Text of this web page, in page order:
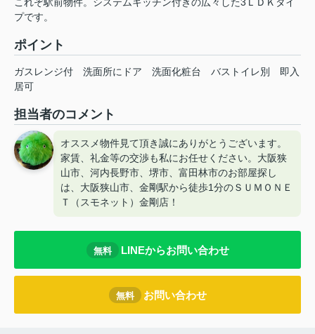
これぞ駅前物件。システムキッチン付きの広々した3ＬＤＫタイ
プです。
ポイント
ガスレンジ付 洗面所にドア 洗面化粧台 バストイレ別
即入
居可
担当者のコメント
オススメ物件見て頂き誠にありがとうございます。
家賃、礼金等の交渉も私にお任せください。大阪狭
山市、河内長野市、堺市、富田林市のお部屋探し
は、大阪狭山市、金剛駅から徒歩1分のＳＵＭＯＮＥ
Ｔ（スモネット）金剛店！
無料 LINEからお問い合わせ
無料 お問い合わせ